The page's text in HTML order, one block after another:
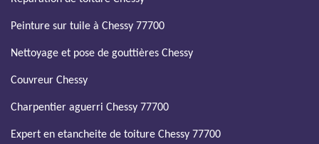
Peinture sur tuile à Chessy 77700
Nettoyage et pose de gouttières Chessy
Couvreur Chessy
Charpentier aguerri Chessy 77700
Expert en etancheite de toiture Chessy 77700